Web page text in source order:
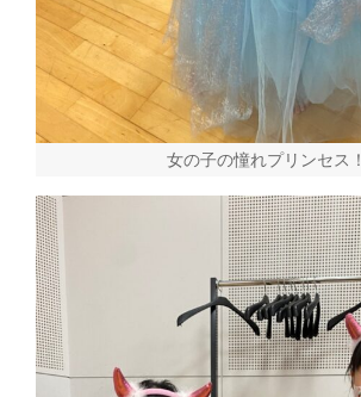
女の子の憧れプリンセス！